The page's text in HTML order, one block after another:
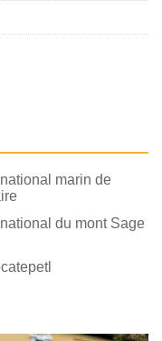
marin de
du mont Sage